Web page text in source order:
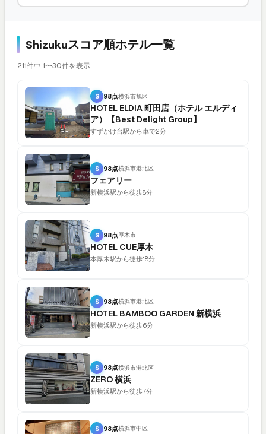
Shizukuスコア順ホテル一覧
211件中 1〜30件を表示
S 98点横浜市旭区
HOTEL ELDIA 町田店（ホテル エルディ
ア）【Best Delight Group】
すずかけ台駅から車で2分
S 98点横浜市港北区
フェアリー
新横浜駅から徒歩8分
S 98点厚木市
HOTEL CUE厚木
本厚木駅から徒歩18分
S 98点横浜市港北区
HOTEL BAMBOO GARDEN 新横浜
新横浜駅から徒歩6分
S 98点横浜市港北区
ZERO 横浜
新横浜駅から徒歩7分
S 98点横浜市中区